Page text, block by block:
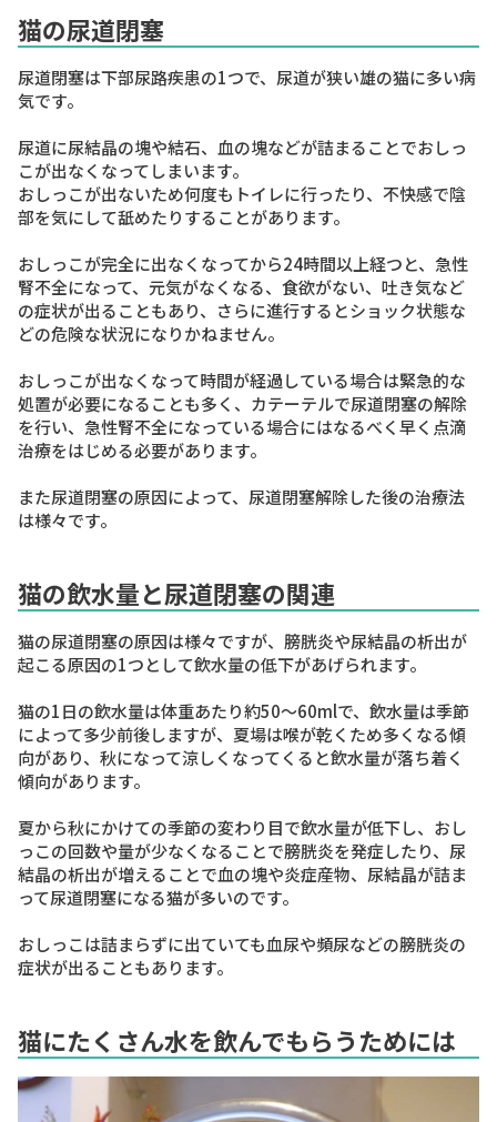
猫の尿道閉塞
尿道閉塞は下部尿路疾患の1つで、尿道が狭い雄の猫に多い病
気です。
尿道に尿結晶の塊や結石、血の塊などが詰まることでおしっ
こが出なくなってしまいます。
おしっこが出ないため何度もトイレに行ったり、不快感で陰
部を気にして舐めたりすることがあります。
おしっこが完全に出なくなってから24時間以上経つと、急性
腎不全になって、元気がなくなる、食欲がない、吐き気など
の症状が出ることもあり、さらに進行するとショック状態な
どの危険な状況になりかねません。
おしっこが出なくなって時間が経過している場合は緊急的な
処置が必要になることも多く、カテーテルで尿道閉塞の解除
を行い、急性腎不全になっている場合にはなるべく早く点滴
治療をはじめる必要があります。
また尿道閉塞の原因によって、尿道閉塞解除した後の治療法
は様々です。
猫の飲水量と尿道閉塞の関連
猫の尿道閉塞の原因は様々ですが、膀胱炎や尿結晶の析出が
起こる原因の1つとして飲水量の低下があげられます。
猫の1日の飲水量は体重あたり約50〜60mlで、飲水量は季節
によって多少前後しますが、夏場は喉が乾くため多くなる傾
向があり、秋になって涼しくなってくると飲水量が落ち着く
傾向があります。
夏から秋にかけての季節の変わり目で飲水量が低下し、おし
っこの回数や量が少なくなることで膀胱炎を発症したり、尿
結晶の析出が増えることで血の塊や炎症産物、尿結晶が詰ま
って尿道閉塞になる猫が多いのです。
おしっこは詰まらずに出ていても血尿や頻尿などの膀胱炎の
症状が出ることもあります。
猫にたくさん水を飲んでもらうためには